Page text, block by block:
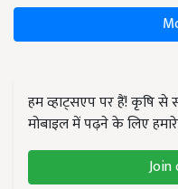
हम व्हाट्सएप पर हैं! कृषि
मोबाइल में पढ़ने के लिए
Join